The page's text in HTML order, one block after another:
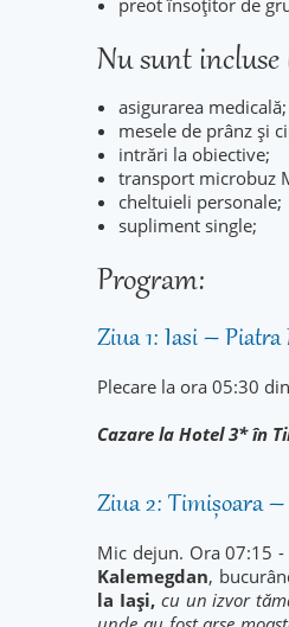
preot însoțitor de
Nu sunt
asigurarea medicală;
mesele de prânz și
intrări la obiective;
transport microbuz
cheltuieli personale;
supliment single;
Program:
Ziua 1: Iasi –
Plecare la ora 05:30
Cazare la Hotel 3* în
Ziua 2: Timișoara
Mic dejun. Ora 07:15
Kalemegdan,
la Iași,cu un izvor